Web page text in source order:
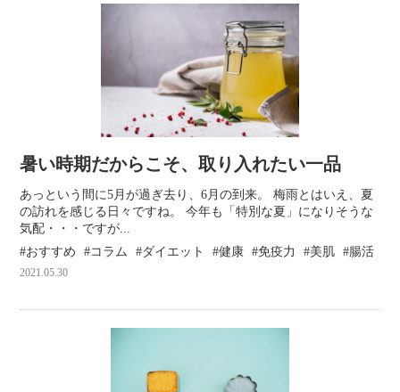
暑い時期だからこそ、取り入れたい一品
あっという間に5月が過ぎ去り、6月の到来。 梅雨とはいえ、夏
の訪れを感じる日々ですね。 今年も「特別な夏」になりそうな
気配・・・ですが...
おすすめ
コラム ダイエット 健康 免疫力 美肌 腸活
2021.05.30